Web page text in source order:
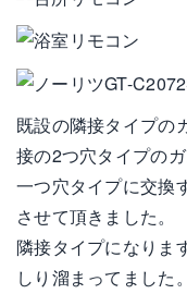
既設の隣接タイプの
接の2つ穴タイプの
一つ穴タイプに交換
させて頂きました。
隣接タイプになりま
しり溜まってました。